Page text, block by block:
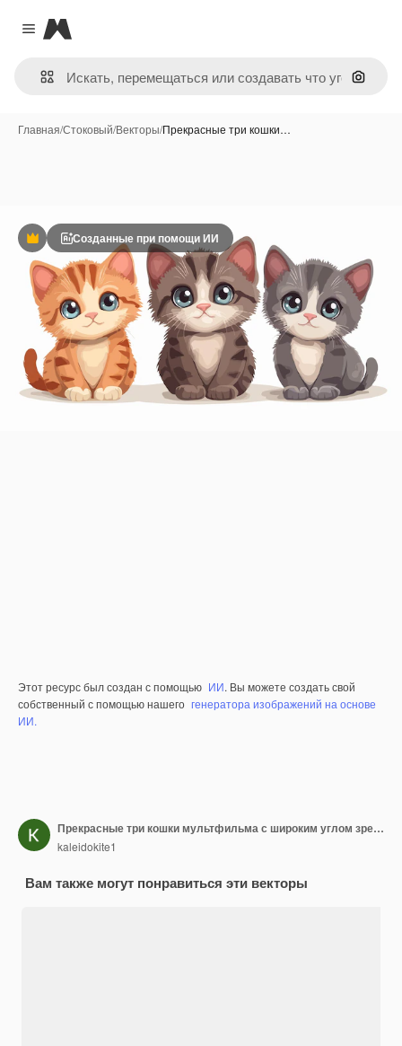
Close menu
Magnific
Поиск
Главная/Стоковый/Векторы/Прекрасные три кошки…
ПремиумСозданные при помощи ИИ
Этот ресурс был создан с помощью ИИ. Вы можете создать свой
собственный с помощью нашего генератора изображений на основе
ИИ.
Прекрасные три кошки мультфильма с широким углом зрения
kaleidokite1
Вам также могут понравиться эти векторы